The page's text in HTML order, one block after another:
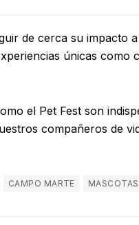
de cerca su impacto
únicas como
el Pet Fest son
compañeros de
CAMPO MARTE MASCOTAS